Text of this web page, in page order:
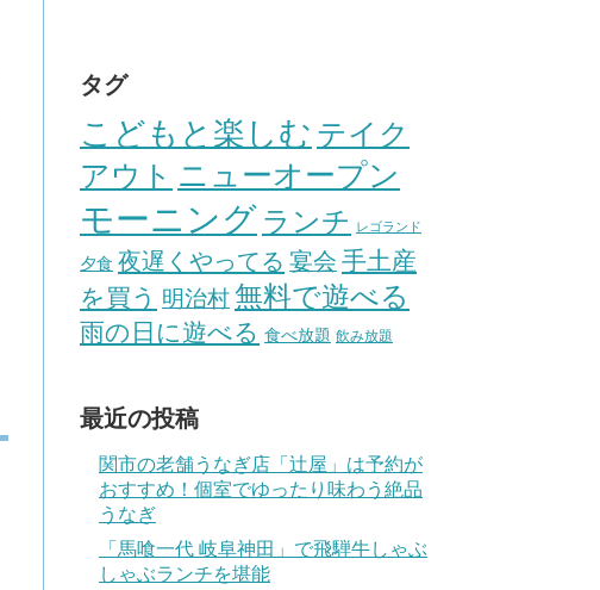
タグ
こどもと楽しむ テイク
アウト ニューオープン
モーニング ランチ レゴランド
夕食 夜遅くやってる 宴会 手土産
を買う 明治村無料で遊べる
雨の日に遊べる 食べ放題 飲み放題
最近の投稿
関市の老舗うなぎ店「辻屋」は予約が
おすすめ！個室でゆったり味わう絶品
うなぎ
「馬喰一代 岐阜神田」で飛騨牛しゃぶ
しゃぶランチを堪能